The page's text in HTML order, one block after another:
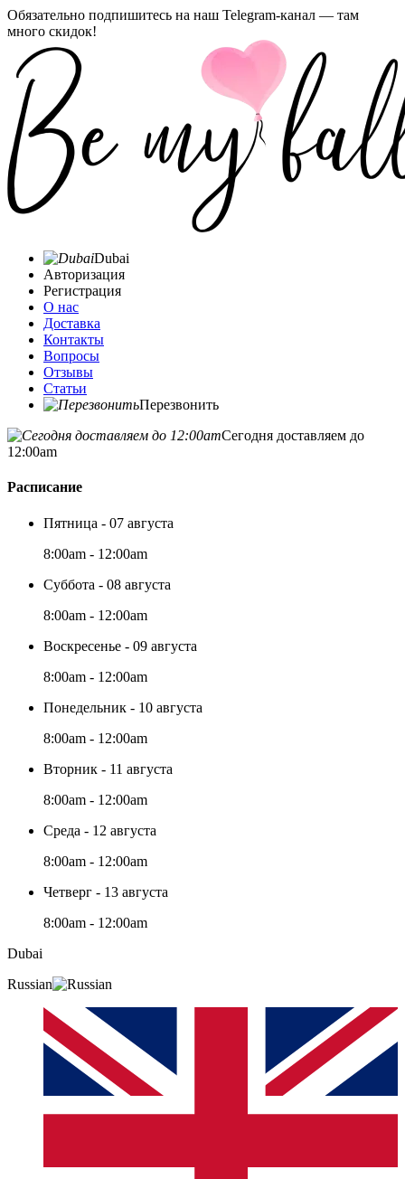
Обязательно подпишитесь на наш Telegram-канал — там
много скидок!
Dubai
Авторизация
Регистрация
О нас
Доставка
Контакты
Вопросы
Отзывы
Статьи
Перезвонить
Сегодня доставляем до
12:00am
Расписание
Пятница - 07 августа
8:00am - 12:00am
Суббота - 08 августа
8:00am - 12:00am
Воскресенье - 09 августа
8:00am - 12:00am
Понедельник - 10 августа
8:00am - 12:00am
Вторник - 11 августа
8:00am - 12:00am
Среда - 12 августа
8:00am - 12:00am
Четверг - 13 августа
8:00am - 12:00am
Dubai
Russian